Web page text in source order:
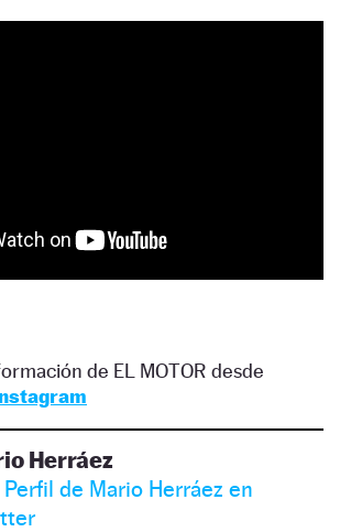
de EL MOTOR desde
Herráez
Perfil de Mario Herráez en